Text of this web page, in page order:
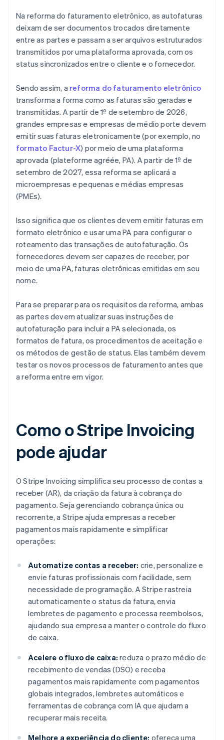
Na reforma do faturamento eletrônico, as autofaturas
deixam de ser documentos trocados diretamente
entre as partes e passam a ser arquivos estruturados
transmitidos por uma plataforma aprovada, com os
status sincronizados entre o cliente e o fornecedor.
Sendo assim, a reforma do faturamento eletrônico
transforma a forma como as faturas são geradas e
transmitidas. A partir de 1º de setembro de 2026,
grandes empresas e empresas de médio porte devem
emitir suas faturas eletronicamente (por exemplo, no
formato Factur-X) por meio de uma plataforma
aprovada (plateforme agréée, PA). A partir de 1º de
setembro de 2027, essa reforma se aplicará a
microempresas e pequenas e médias empresas
(PMEs).
Isso significa que os clientes devem emitir faturas em
formato eletrônico e usar uma PA para configurar o
roteamento das transações de autofaturação. Os
fornecedores devem ser capazes de receber, por
meio de uma PA, faturas eletrônicas emitidas em seu
nome.
Para se preparar para os requisitos da reforma, ambas
as partes devem atualizar suas instruções de
autofaturação para incluir a PA selecionada, os
formatos de fatura, os procedimentos de aceitação e
os métodos de gestão de status. Elas também devem
testar os novos processos de faturamento antes que
a reforma entre em vigor.
Como o Stripe Invoicing
pode ajudar
O Stripe Invoicing simplifica seu processo de contas a
receber (AR), da criação da fatura à cobrança do
pagamento. Seja gerenciando cobrança única ou
recorrente, a Stripe ajuda empresas a receber
pagamentos mais rapidamente e simplificar
operações:
Automatize contas a receber: crie, personalize e
envie faturas profissionais com facilidade, sem
necessidade de programação. A Stripe rastreia
automaticamente o status da fatura, envia
lembretes de pagamento e processa reembolsos,
ajudando sua empresa a manter o controle do fluxo
de caixa.
Acelere o fluxo de caixa: reduza o prazo médio de
recebimento de vendas (DSO) e receba
pagamentos mais rapidamente com pagamentos
globais integrados, lembretes automáticos e
ferramentas de cobrança com IA que ajudam a
recuperar mais receita.
Melhore a experiência do cliente: ofereça uma